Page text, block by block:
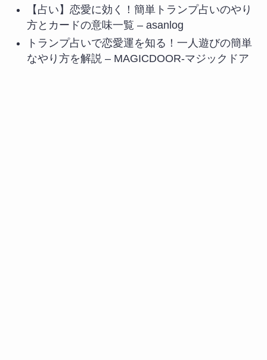
【占い】恋愛に効く！簡単トランプ占いのやり
方とカードの意味一覧 – asanlog
トランプ占いで恋愛運を知る！一人遊びの簡単
なやり方を解説 – MAGICDOOR-マジックドア